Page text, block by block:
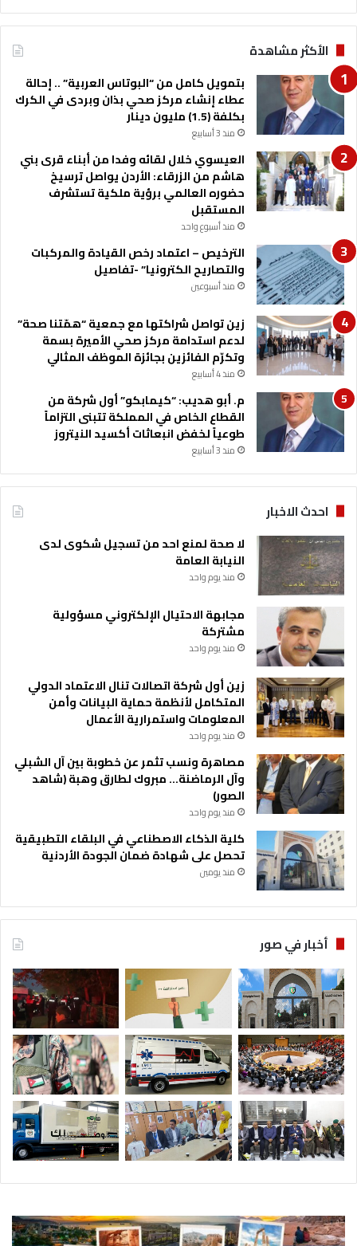
ان
م
إ
ل
ى
م
ن
ظ
و
م
ة
ل
ا
س
ت
ع
ل
ا
م
ا
ل
ا
ت
م
ا
ن
ي
“
ك
ر
ي
ف
ا
ر
د
ن
الأكثر مشاهدة
بتمويل كامل من “البوتاس العربية” .. إحالة
عطاء إنشاء مركز صحي بذان وبردى في الكرك
بكلفة (1.5) مليون دينار
منذ 3 أسابيع
العيسوي خلال لقائه وفدا من أبناء قرى بني
هاشم من الزرقاء: الأردن يواصل ترسيخ
حضوره العالمي برؤية ملكية تستشرف
المستقبل
منذ أسبوع واحد
الترخيص – اعتماد رخص القيادة والمركبات
والتصاريح الكترونيا” -تفاصيل
منذ أسبوعين
زين تواصل شراكتها مع جمعية “همّتنا صحة”
لدعم استدامة مركز صحي الأميرة بسمة
وتكرّم الفائزين بجائزة الموظف المثالي
منذ 4 أسابيع
م. أبو هديب: “كيمابكو” أول شركة من
القطاع الخاص في المملكة تتبنى التزاماً
طوعياً لخفض انبعاثات أكسيد النيتروز
منذ 3 أسابيع
احدث الاخبار
لا صحة لمنع احد من تسجيل شكوى لدى
النيابة العامة
منذ يوم واحد
مجابهة الاحتيال الإلكتروني مسؤولية
مشتركة
منذ يوم واحد
زين أول شركة اتصالات تنال الاعتماد الدولي
المتكامل لأنظمة حماية البيانات وأمن
المعلومات واستمرارية الأعمال
منذ يوم واحد
مصاهرة ونسب تثمر عن خطوبة بين آل الشبلي
وآل الرماضنة… مبروك لطارق وهبة (شاهد
الصور)
منذ يوم واحد
كلية الذكاء الاصطناعي في البلقاء التطبيقية
تحصل على شهادة ضمان الجودة الأردنية
منذ يومين
أخبار في صور